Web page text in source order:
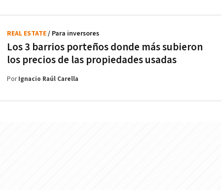
Los 3 barrios porteños donde más subieron
los precios de las propiedades usadas
REAL ESTATE/ Para inversores
PorIgnacio Raúl Carella